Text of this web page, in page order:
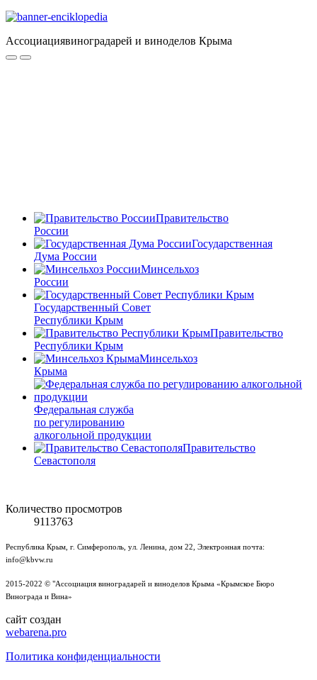
Ассоциациявиноградарей и виноделов Крыма
Правительство
России
Государственная
Дума России
Минсельхоз
России
Государственный Совет
Республики Крым
Правительство
Республики Крым
Минсельхоз
Крыма
Федеральная служба
по регулированию
алкогольной продукции
Правительство
Севастополя
Количество просмотров
9113763
Республика Крым, г. Симферополь, ул. Ленина, дом 22, Электронная почта:
info@kbvw.ru
2015-2022 © "Ассоциация виноградарей и виноделов Крыма «Крымское Бюро
Винограда и Вина»
сайт создан
webarena.pro
Политика конфиденциальности